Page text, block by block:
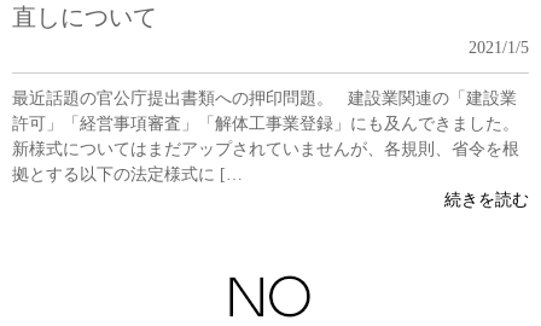
直しについて
2021/1/5
最近話題の官公庁提出書類への押印問題。 建設業関連の「建設業
許可」「経営事項審査」「解体工事業登録」にも及んできました。
新様式についてはまだアップされていませんが、各規則、省令を根
拠とする以下の法定様式に […
続きを読む